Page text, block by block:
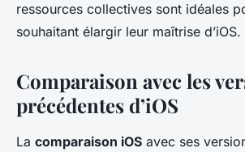
ressources collectives sont idéales
souhaitant élargir leur maîtrise d’iOS.
Comparaison avec les
précédentes d’iOS
La comparaison iOS avec ses